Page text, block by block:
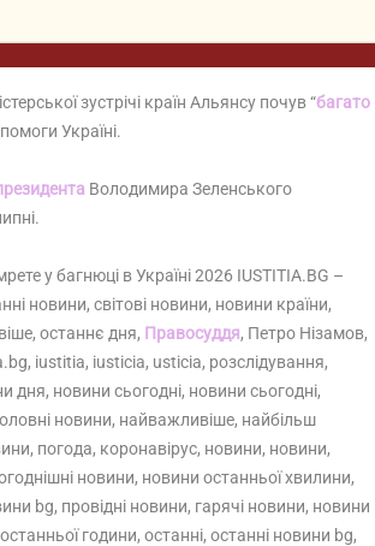
зустрічі країн Альянсу почув “багато
Україні.
Володимира Зеленського
у багнюці в Україні 2026 IUSTITIA.BG –
новини, світові новини, новини країни,
останнє дня, Правосуддя, Петро Нізамов,
iustitia, iusticia, usticia, розслідування,
дня, новини сьогодні, новини сьогодні,
новини, найважливіше, найбільш
погода, коронавірус, новини, новини,
новини, новини останньої хвилини,
bg, провідні новини, гарячі новини, новини
години, останні, останні новини bg,